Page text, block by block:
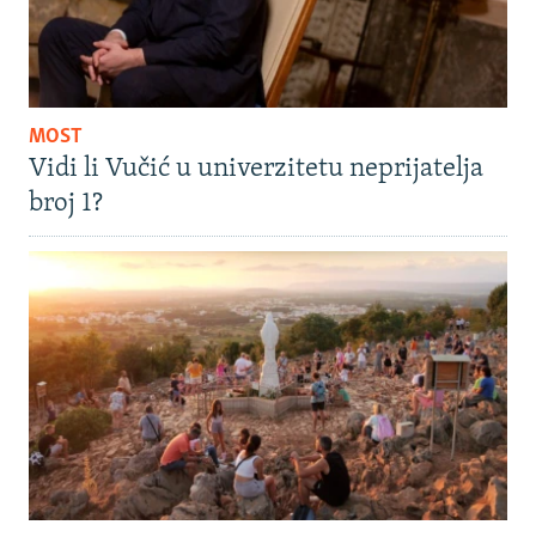
MOST
Vidi li Vučić u univerzitetu neprijatelja
broj 1?